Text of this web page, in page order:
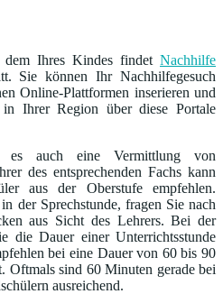
Ihres Kindes findet Nachhilfe
Sie können Ihr Nachhilfegesuch
Online-Plattformen inserieren und
Ihrer Region über diese Portale
es auch eine Vermittlung von
des entsprechenden Fachs kann
aus der Oberstufe empfehlen.
der Sprechstunde, fragen Sie nach
aus Sicht des Lehrers. Bei der
die Dauer einer Unterrichtsstunde
bei eine Dauer von 60 bis 90
Oftmals sind 60 Minuten gerade bei
ausreichend.